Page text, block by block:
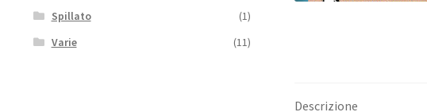
Descrizione
Spillato
(1)
Varie
(11)